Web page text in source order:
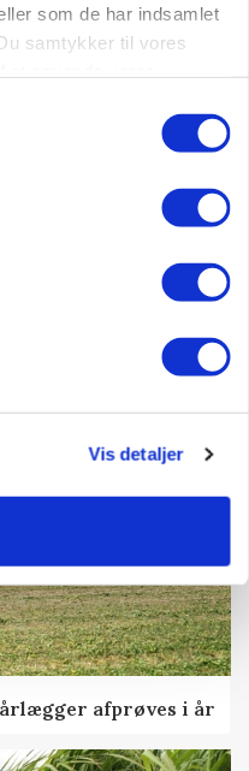
som de har indsamlet
samtykker til vores
Vis detaljer
afprøves i år